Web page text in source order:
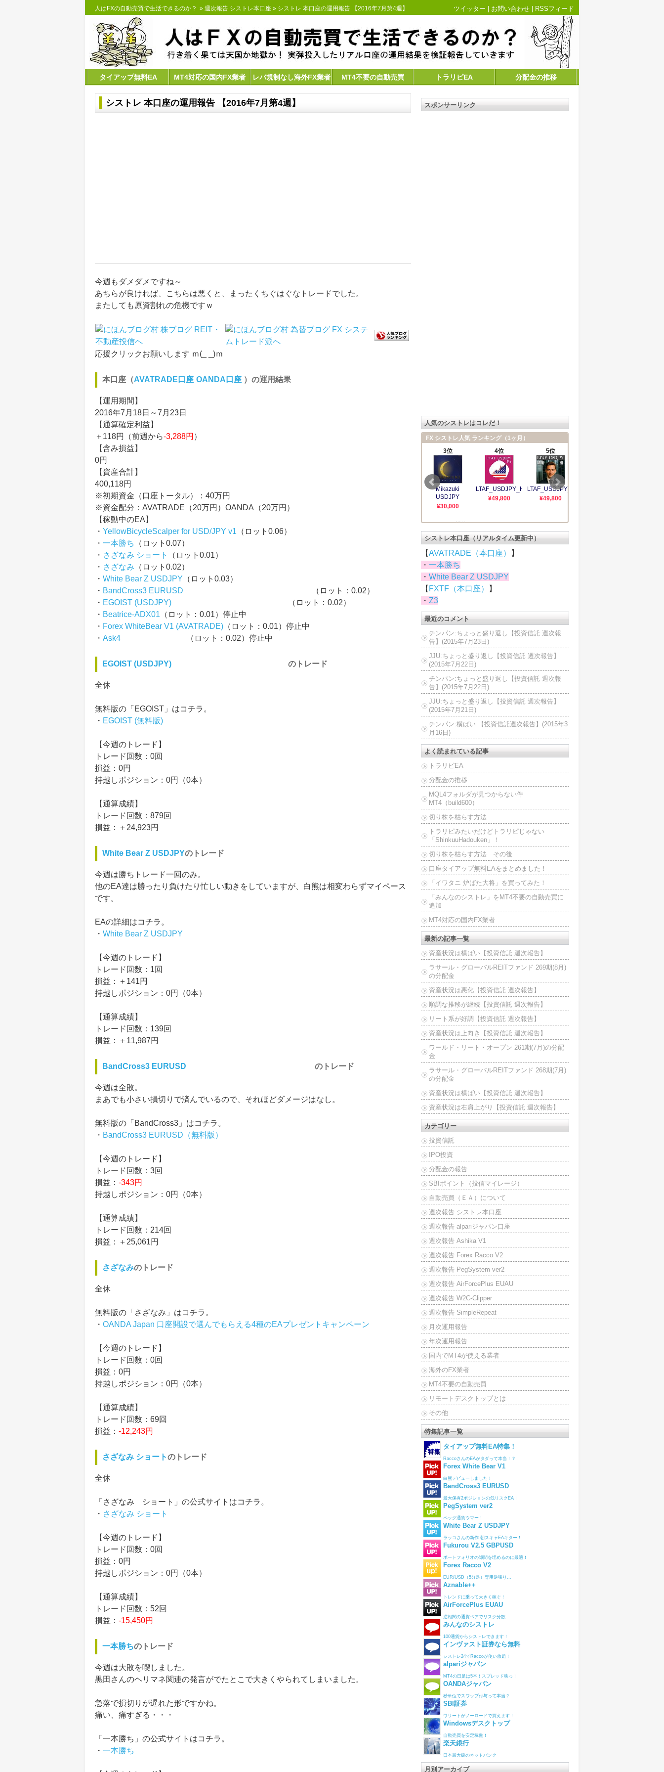
人はFXの自動売買で生活できるのか？ » 週次報告 シストレ本口座 » シストレ 本口座の運用報告 【2016年7月第4週】 ツイッター お問い合わせ RSSフィード
タイアップ無料EA MT4対応の国内FX業者 レバ規制なし海外FX業者 MT4不要の自動売買 トラリピEA 分配金の推移
シストレ 本口座の運用報告 【2016年7月第4週】
今週もダメダメですね～
あちらが良ければ、こちらは悪くと、まったくちぐはぐなトレードでした。
またしても原資割れの危機ですｗ
応援クリックお願いします ｍ(_ _)ｍ
本口座（AVATRADE口座 OANDA口座 ）の運用結果
【運用期間】
2016年7月18日～7月23日
【通算確定利益】
＋118円（前週から-3,288円 ）
【含み損益】
0円
【資産合計】
400,118円
※初期資金（口座トータル）：40万円
※資金配分：AVATRADE（20万円）OANDA（20万円）
【稼動中のEA】
・ YellowBicycleScalper for USD/JPY v1 （ロット0.06）
・ 一本勝ち
（ロット0.07）
・ さざなみ ショート
（ロット0.01）
・ さざなみ （ロット0.02）
・ White Bear Z USDJPY （ロット0.03）
・ BandCross3 EURUSD
（ロット：0.02）
・ EGOIST (USDJPY)
（ロット：0.02）
・ Beatrice-ADX01 （ロット：0.01）停止中
・ Forex WhiteBear V1 (AVATRADE) （ロット：0.01）停止中
・ Ask4 （ロット：0.02）停止中
EGOIST (USDJPY) のトレード
全休
無料版の「EGOIST」はコチラ。
・ EGOIST (無料版)
【今週のトレード】
トレード回数：0回
損益：0円
持越しポジション：0円（0本）
【通算成績】
トレード回数：879回
損益：＋24,923円
White Bear Z USDJPYのトレード
今週は勝ちトレード一回のみ。
他のEA達は勝ったり負けたり忙しい動きをしていますが、白熊は相変わらずマイペース
です。
EAの詳細はコチラ。
・ White Bear Z USDJPY
【今週のトレード】
トレード回数：1回
損益：＋141円
持越しポジション：0円（0本）
【通算成績】
トレード回数：139回
損益：＋11,987円
BandCross3 EURUSD のトレード
今週は全敗。
まあでも小さい損切りで済んでいるので、それほどダメージはなし。
無料版の「BandCross3」はコチラ。
・ BandCross3 EURUSD（無料版）
【今週のトレード】
トレード回数：3回
損益： -343円
持越しポジション：0円（0本）
【通算成績】
トレード回数：214回
損益：＋25,061円
さざなみのトレード
全休
無料版の「さざなみ」はコチラ。
・ OANDA Japan 口座開設で選んでもらえる4種のEAプレゼントキャンペーン
【今週のトレード】
トレード回数：0回
損益：0円
持越しポジション：0円（0本）
【通算成績】
トレード回数：69回
損益： -12,243円
さざなみ ショートのトレード
全休
「さざなみ ショート」の公式サイトはコチラ。
・ さざなみ ショート
【今週のトレード】
トレード回数：0回
損益：0円
持越しポジション：0円（0本）
【通算成績】
トレード回数：52回
損益： -15,450円
一本勝ちのトレード
今週は大敗を喫しました。
黒田さんのヘリマネ関連の発言がでたとこで大きくやられてしまいました。
急落で損切りが遅れた形ですかね。
痛い、痛すぎる・・・
「一本勝ち」の公式サイトはコチラ。
・ 一本勝ち
スポンサーリンク
人気のシストレはコレだ！
シストレ本口座（リアルタイム更新中）
【AVATRADE（本口座）
】
・ 一本勝ち
・ White Bear Z USDJPY
【 FXTF（本口座）
】
・ Z3
最近のコメント
チンパン:ちょっと盛り返し【投資信託 週次報
告】(2015年7月23日)
JJU:ちょっと盛り返し【投資信託 週次報告】
(2015年7月22日)
チンパン:ちょっと盛り返し【投資信託 週次報
告】(2015年7月22日)
JJU:ちょっと盛り返し【投資信託 週次報告】
(2015年7月21日)
チンパン:横ばい 【投資信託週次報告】(2015年3
月16日)
よく読まれている記事
トラリピEA
分配金の推移
MQL4フォルダが見つからない件
MT4（build600）
切り株を枯らす方法
トラリピみたいだけどトラリピじゃない
「ShinkuuHadouken」！
切り株を枯らす方法 その後
口座タイアップ無料EAをまとめました！
「イワタニ 炉ばた大将」を買ってみた！
「みんなのシストレ」をMT4不要の自動売買に
追加
MT4対応の国内FX業者
最新の記事一覧
資産状況は横ばい【投資信託 週次報告】
ラサール・グローバルREITファンド 269期(8月)
の分配金
資産状況は悪化【投資信託 週次報告】
順調な推移が継続【投資信託 週次報告】
リート系が好調【投資信託 週次報告】
資産状況は上向き【投資信託 週次報告】
ワールド・リート・オープン 261期(7月)の分配
金
ラサール・グローバルREITファンド 268期(7月)
の分配金
資産状況は横ばい【投資信託 週次報告】
資産状況は右肩上がり【投資信託 週次報告】
カテゴリー
投資信託
IPO投資
分配金の報告
SBIポイント（投信マイレージ）
自動売買（ＥＡ）について
週次報告 シストレ本口座
週次報告 alpariジャパン口座
週次報告 Ashika V1
週次報告 Forex Racco V2
週次報告 PegSystem ver2
週次報告 AirForcePlus EUAU
週次報告 W2C-Clipper
週次報告 SimpleRepeat
月次運用報告
年次運用報告
国内でMT4が使える業者
海外のFX業者
MT4不要の自動売買
リモートデスクトップとは
その他
特集記事一覧
タイアップ無料EA特集！
RaccoさんのEAがタダって本当！？
Forex White Bear V1
白熊デビューしました！
BandCross3 EURUSD
最大保有2ポジションの低リスクEA！
PegSystem ver2
ペッグ通貨ウマー！
White Bear Z USDJPY
ラッコさんの新作 朝スキャEAキター！
Fukurou V2.5 GBPUSD
ポートフォリオの隙間を埋めるのに最適！
Forex Racco V2
EUR/USD（5分足）専用逆張り...
Aznable++
トレンドに乗って大きく稼ぐ！
AirForcePlus EUAU
逆相関の通貨ペアでリスク分散
みんなのシストレ
100通貨からシストレできます！
インヴァスト証券なら無料
シストレ24でRaccoが使い放題！
alpariジャパン
MT4の日足は5本！スプレッド狭っ！
OANDAジャパン
秒単位でスワップ付与って本当？
SBI証券
ワリートがノーロードで買えます！
Windowsデスクトップ
自動売買を安定稼働！
楽天銀行
日本最大級のネットバンク
月別アーカイブ